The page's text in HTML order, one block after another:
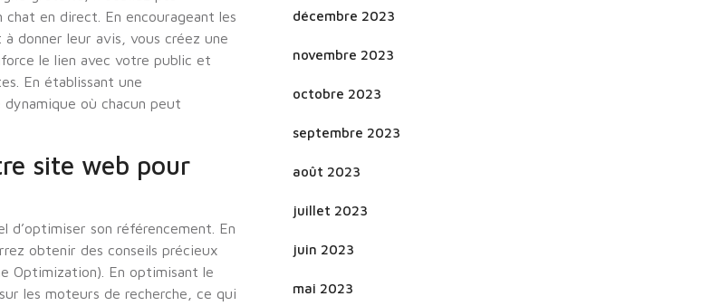
en direct. En encourageant les
donner leur avis, vous créez une
le lien avec votre public et
En établissant une
où chacun peut
site web pour
son référencement. En
obtenir des conseils précieux
Optimization). En optimisant le
les moteurs de recherche, ce qui
décembre 2023
novembre 2023
octobre 2023
septembre 2023
août 2023
juillet 2023
juin 2023
mai 2023